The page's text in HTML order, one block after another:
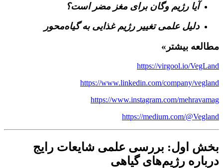
آیا رژیم وگان برای مغز مضر است؟
دلیل علمی تغییر رژیم غذایی به گیاه‌محور
مطالعه بیشتر»
https://virgool.io/VegLand
https://www.linkedin.com/company/vegland
https://www.instagram.com/mehravamag
https://medium.com/@Vegland
بخش اول: بررسی علمی شایعات رایج
درباره رژیم‌های گیاهی